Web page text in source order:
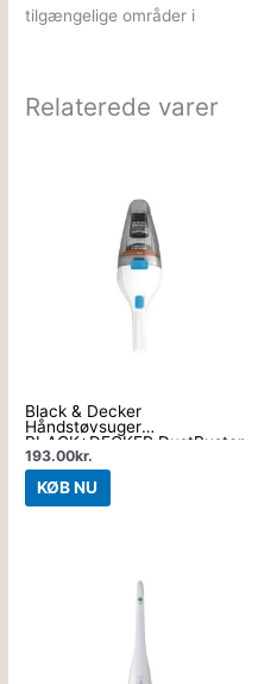
tilgængelige områder i
Relaterede varer
Black & Decker
Håndstøvsuger
BLACK+DECKER DustBuster
193.00kr.
KØB NU